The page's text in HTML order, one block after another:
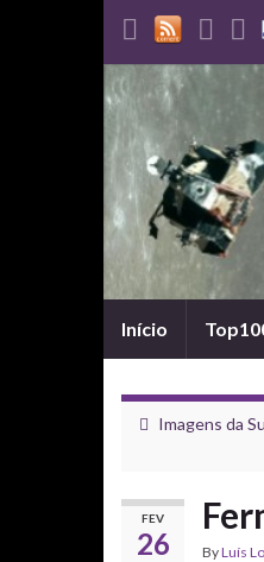
Início
Imagens da
FEV
26 ByLuís